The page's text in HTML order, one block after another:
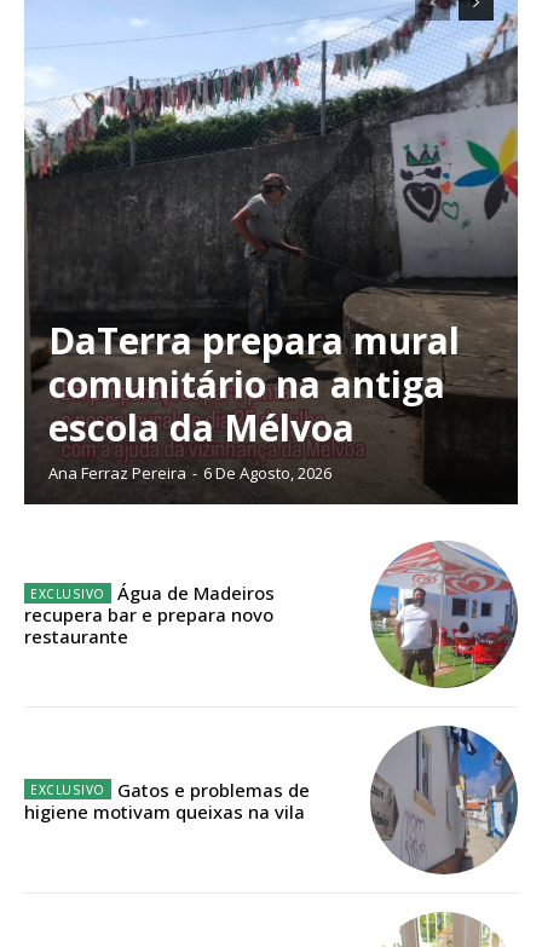
Planos de Assinatura
Faça-se assinante do Região de Cister e ajude-nos a manter este serviço
público!
Sendo assinante terá acesso a todos os conteúdos exclusivos e versões
12 meses
DaTerra prepara mural
comunitário na antiga
escola da Mélvoa
Ana Ferraz Pereira - 6 De Agosto, 2026
Água de Madeiros
recupera bar e prepara novo
restaurante
Gatos e problemas de
higiene motivam queixas na vila